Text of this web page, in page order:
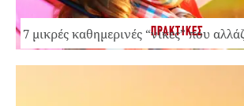
ΠΡΑΚΤΙΚΕΣ
7 μικρές καθημερινές “νίκες” που